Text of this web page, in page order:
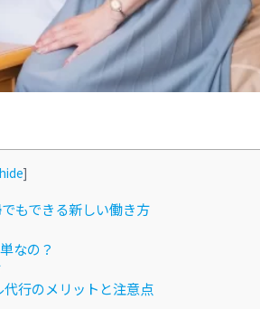
hide]
もできる新しい働き方
なの？
行のメリットと注意点